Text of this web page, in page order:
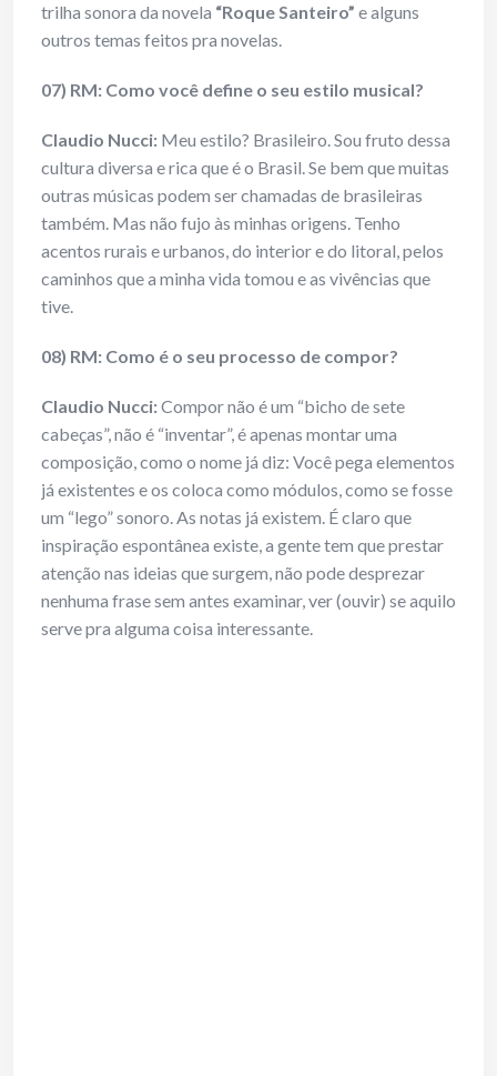
trilha sonora da novela “Roque Santeiro” e alguns
outros temas feitos pra novelas.
07) RM: Como você define o seu estilo musical?
Claudio Nucci: Meu estilo? Brasileiro. Sou fruto dessa
cultura diversa e rica que é o Brasil. Se bem que muitas
outras músicas podem ser chamadas de brasileiras
também. Mas não fujo às minhas origens. Tenho
acentos rurais e urbanos, do interior e do litoral, pelos
caminhos que a minha vida tomou e as vivências que
tive.
08) RM: Como é o seu processo de compor?
Claudio Nucci:Compor não é um “bicho de sete
cabeças”, não é “inventar”, é apenas montar uma
composição, como o nome já diz: Você pega elementos
já existentes e os coloca como módulos, como se fosse
um “lego” sonoro. As notas já existem. É claro que
inspiração espontânea existe, a gente tem que prestar
atenção nas ideias que surgem, não pode desprezar
nenhuma frase sem antes examinar, ver (ouvir) se aquilo
serve pra alguma coisa interessante.